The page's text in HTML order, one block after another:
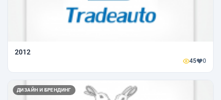
2012
45 0
ДИЗАЙН И БРЕНДИНГ